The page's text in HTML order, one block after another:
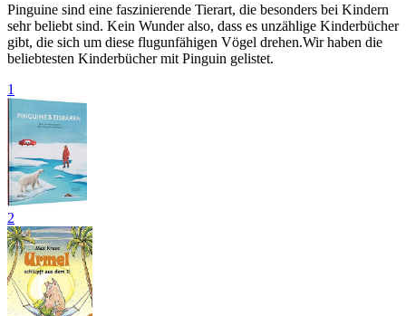
Pinguine sind eine faszinierende Tierart, die besonders bei Kindern
sehr beliebt sind. Kein Wunder also, dass es unzählige Kinderbücher
gibt, die sich um diese flugunfähigen Vögel drehen.Wir haben die
beliebtesten Kinderbücher mit Pinguin gelistet.
1
2